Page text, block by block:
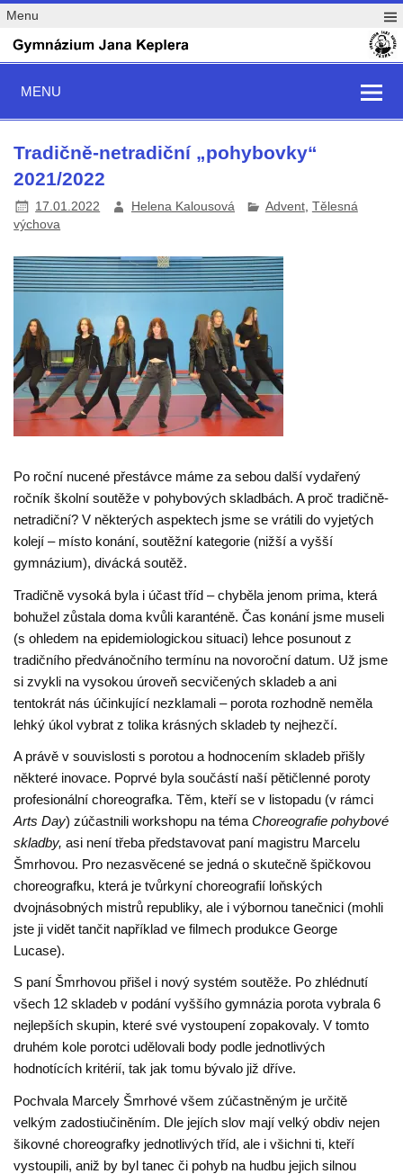
Menu
MENU
Tradičně-netradiční „pohybovky“
2021/2022
17.01.2022 Helena Kalousová Advent, Tělesná
výchova
Po roční nucené přestávce máme za sebou další vydařený
ročník školní soutěže v pohybových skladbách. A proč tradičně-
netradiční? V některých aspektech jsme se vrátili do vyjetých
kolejí – místo konání, soutěžní kategorie (nižší a vyšší
gymnázium), divácká soutěž.
Tradičně vysoká byla i účast tříd – chyběla jenom prima, která
bohužel zůstala doma kvůli karanténě. Čas konání jsme museli
(s ohledem na epidemiologickou situaci) lehce posunout z
tradičního předvánočního termínu na novoroční datum. Už jsme
si zvykli na vysokou úroveň secvičených skladeb a ani
tentokrát nás účinkující nezklamali – porota rozhodně neměla
lehký úkol vybrat z tolika krásných skladeb ty nejhezčí.
A právě v souvislosti s porotou a hodnocením skladeb přišly
některé inovace. Poprvé byla součástí naší pětičlenné poroty
profesionální choreografka. Těm, kteří se v listopadu (v rámci
Arts Day) zúčastnili workshopu na témaChoreografie pohybové
skladby, asi není třeba představovat paní magistru Marcelu
Šmrhovou. Pro nezasvěcené se jedná o skutečně špičkovou
choreografku, která je tvůrkyní choreografií loňských
dvojnásobných mistrů republiky, ale i výbornou tanečnici (mohli
jste ji vidět tančit například ve filmech produkce George
Lucase).
S paní Šmrhovou přišel i nový systém soutěže. Po zhlédnutí
všech 12 skladeb v podání vyššího gymnázia porota vybrala 6
nejlepších skupin, které své vystoupení zopakovaly. V tomto
druhém kole porotci udělovali body podle jednotlivých
hodnotících kritérií, tak jak tomu bývalo již dříve.
Pochvala Marcely Šmrhové všem zúčastněným je určitě
velkým zadostiučiněním. Dle jejích slov mají velký obdiv nejen
šikovné choreografky jednotlivých tříd, ale i všichni ti, kteří
vystoupili, aniž by byl tanec či pohyb na hudbu jejich silnou